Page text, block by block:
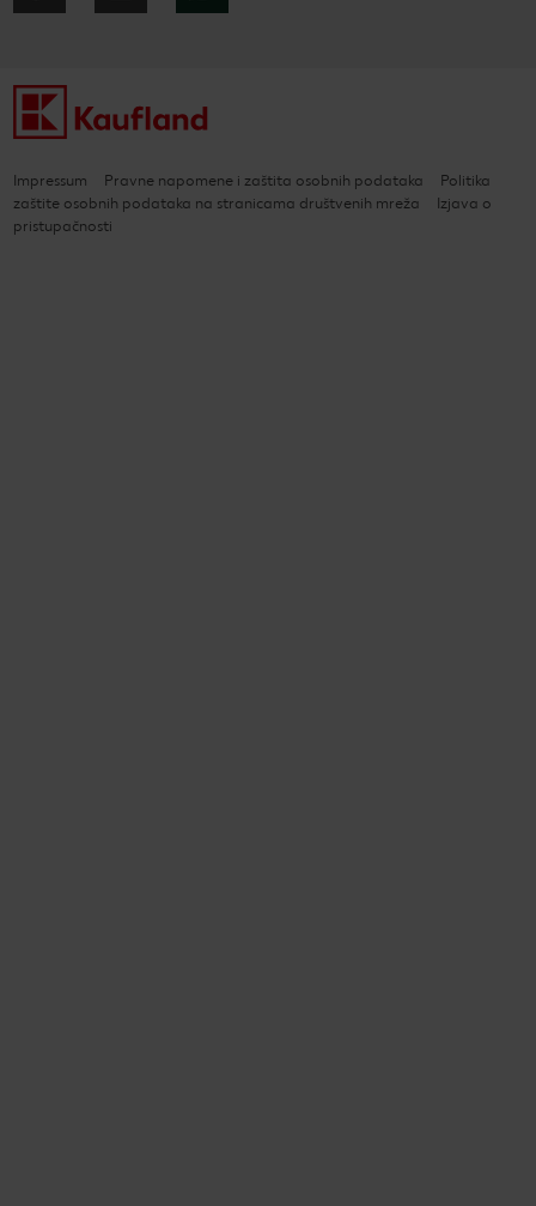
Impressum Pravne napomene i zaštita osobnih podataka
Politika
zaštite osobnih podataka na stranicama društvenih mreža
Izjava o
pristupačnosti